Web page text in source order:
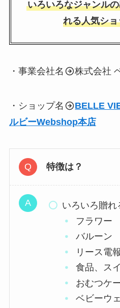
いろいろなジャンル
れる人気シ
・事業会社名 株式会社
・ショップ名
BELLE
ルビーWebshop本店
特徴は？
いろいろ贈れ
フラワー
バルーン
リース電報
食品、ス
おむつケ
ベビーウ